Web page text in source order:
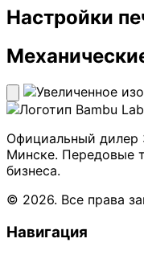
Настройки
Официальный дилер
Минске. Передовые
бизнеса.
© 2026. Все права
Навигация